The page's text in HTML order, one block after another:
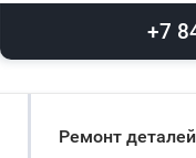
+7
Ремонт